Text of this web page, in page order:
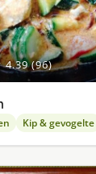
4.39 (96)
Kip & gevogelte